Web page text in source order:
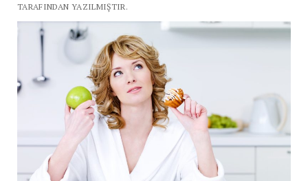
TARAFINDAN YAZILMIŞTIR.